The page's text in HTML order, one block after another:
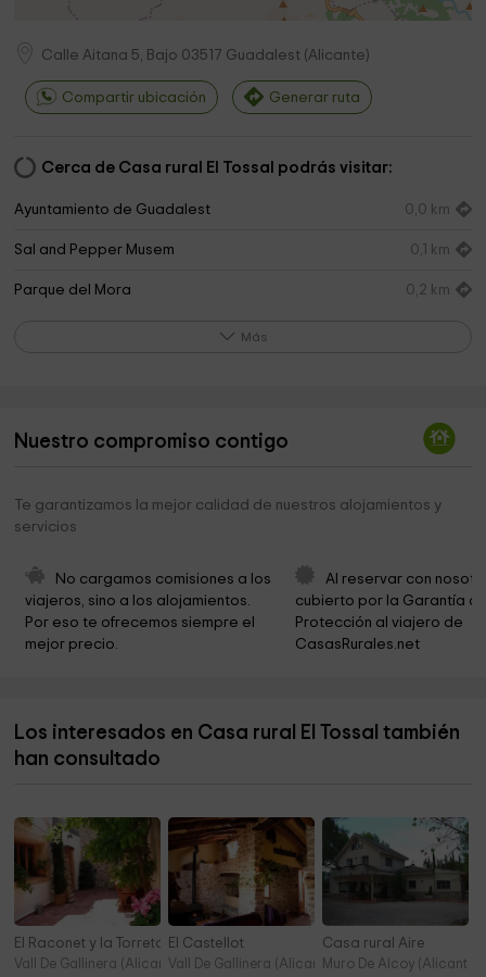
Calle Aitana 5, Bajo 03517 Guadalest (Alicante)
Compartir ubicación Generar ruta
Cerca de Casa rural El Tossal podrás visitar:
Ayuntamiento de Guadalest 0,0 km
Sal and Pepper Musem 0,1 km
Parque del Mora 0,2 km
Museo Histórico Medieval de Tortura
Ayuntamiento de El Castell de Guadalest 0,3 km
Cueva De Las Calaberas Alicante
Ayuntamiento de Benimantell
San Vicente Mártir
Ayuntamiento De Beniarda 1,7 km
Font Vella 1,8 km
Más
Nuestro compromiso contigo
Te garantizamos la mejor calidad de nuestros alojamientos y
servicios
No cargamos comisiones a los
viajeros, sino a los alojamientos.
Por eso te ofrecemos siempre el
mejor precio.
Al reservar con
cubierto por la Garantía
Protección al viajero de
CasasRurales.net
Los interesados en Casa rural El Tossal también
han consultado
El Raconet y la Torreta
Vall De Gallinera (Alicante)
El Castellot
Vall De Gallinera (Alicante)
Casa rural Aire
Muro De Alcoy (Alicante)